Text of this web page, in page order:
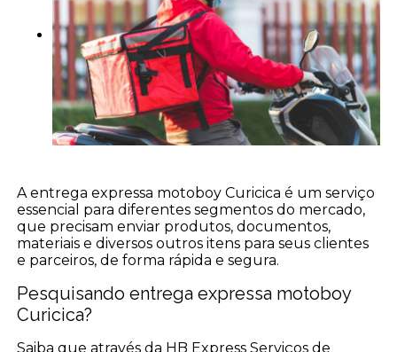
A entrega expressa motoboy Curicica é um serviço
essencial para diferentes segmentos do mercado,
que precisam enviar produtos, documentos,
materiais e diversos outros itens para seus clientes
e parceiros, de forma rápida e segura.
Pesquisando entrega expressa motoboy
Curicica?
Saiba que através da HB Express Serviços de